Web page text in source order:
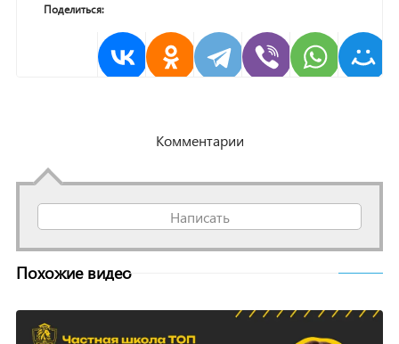
Поделиться:
Комментарии
Написать
Похожие видео